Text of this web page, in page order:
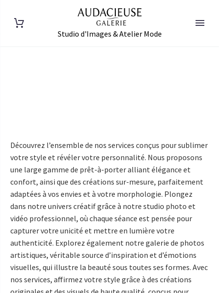
Studio d'Images & Atelier Mode
ENGLISH
Découvrez l’ensemble de nos services conçus pour sublimer
votre style et révéler votre personnalité. Nous proposons
une large gamme de prêt-à-porter alliant élégance et
confort, ainsi que des créations sur-mesure, parfaitement
adaptées à vos envies et à votre morphologie. Plongez
dans notre univers créatif grâce à notre studio photo et
vidéo professionnel, où chaque séance est pensée pour
capturer votre unicité et mettre en lumière votre
authenticité. Explorez également notre galerie de photos
artistiques, véritable source d’inspiration et d’émotions
visuelles, qui illustre la beauté sous toutes ses formes. Avec
nos services, affirmez votre style grâce à des créations